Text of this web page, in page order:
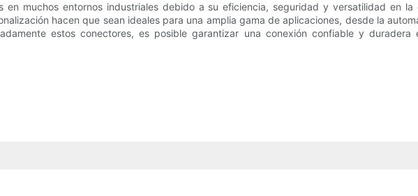
en muchos entornos industriales debido a su eficiencia, seguridad y versatilidad en
hacen que sean ideales para una amplia gama de aplicaciones, desde la
estos conectores, es posible garantizar una conexión confiable y duradera